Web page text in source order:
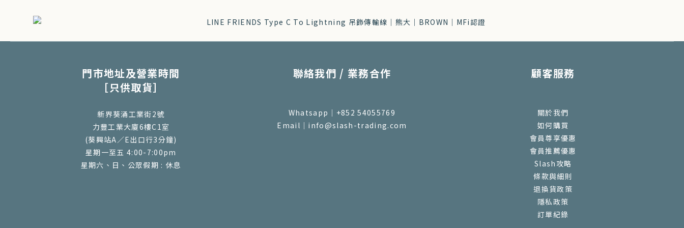
門市地址及營業時間
［只供取貨］
新界葵涌工業街2號
力豐工業大廈6樓C1室
(葵興站A／E出口行3分鐘)
星期一至五 4:00-7:00pm
星期六、日、公眾假期 : 休息
聯絡我們 / 業務合作
Whatsapp｜+852 54055769
Email｜info@slash-trading.com
顧客服務
關於我們
如何購買
會員尊享優惠
會員推薦優惠
Slash攻略
條款與細則
退換貨政策
隱私政策
訂單紀錄